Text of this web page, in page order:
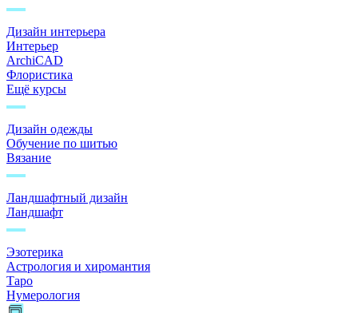
Дизайн интерьера
Интерьер
ArchiCAD
Флористика
Ещё курсы
Дизайн одежды
Обучение по шитью
Вязание
Ландшафтный дизайн
Ландшафт
Эзотерика
Астрология и хиромантия
Таро
Нумерология